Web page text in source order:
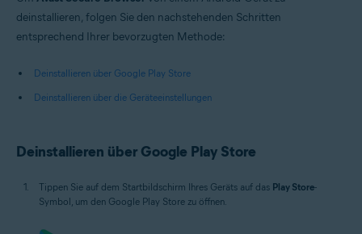
deinstallieren, folgen Sie den nachstehenden Schritten
entsprechend Ihrer bevorzugten Methode:
Deinstallieren über Google Play Store
Deinstallieren über die Geräteeinstellungen
Deinstallieren über Google Play Store
Tippen Sie auf dem Startbildschirm Ihres Geräts auf das Play Store-
Symbol, um den Google Play Store zu öffnen.